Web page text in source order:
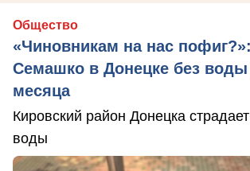
Общество
«Чиновникам на нас
Семашко в Донецке без
месяца
Кировский район Донецка страдает
воды